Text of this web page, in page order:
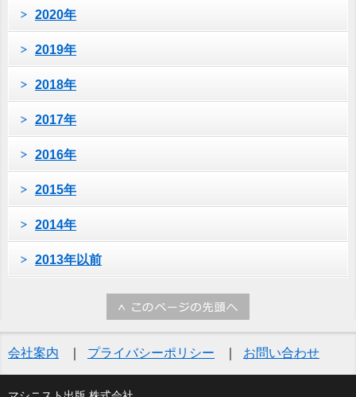
2020年
2019年
2018年
2017年
2016年
2015年
2014年
2013年以前
会社案内 プライバシーポリシー お問い合わせ